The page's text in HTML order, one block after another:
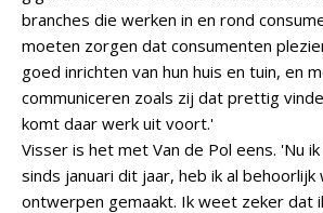
branches die werken in en rond
moeten zorgen dat consumenten
goed inrichten van hun huis en tuin, en
communiceren zoals zij dat prettig
komt daar werk uit voort.'
Visser is het met Van de Pol eens. 'Nu
sinds januari dit jaar, heb ik al behoorlijk
ontwerpen gemaakt. Ik weet zeker dat